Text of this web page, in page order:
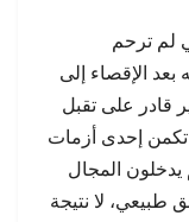
لم ترحم
الإقصاء إلى
قادر على تقبل
تكمن إحدى أزمات
يدخلون المجال
طبيعي، لا نتيجة